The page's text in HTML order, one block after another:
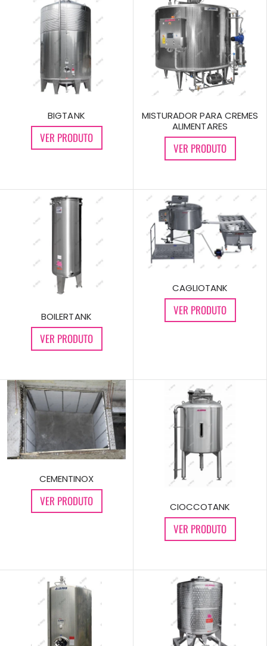
BIGTANK
VER PRODUTO
MISTURADOR PARA CREMES
ALIMENTARES
VER PRODUTO
BOILERTANK
VER PRODUTO
CAGLIOTANK
VER PRODUTO
CEMENTINOX
VER PRODUTO CIOCCOTANK
VER PRODUTO